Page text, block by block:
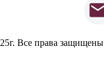
Все права защищены